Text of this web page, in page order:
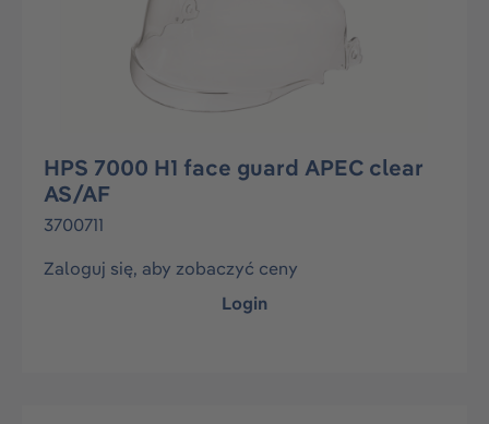
HPS 7000 H1 face guard APEC clear
AS/AF
3700711
Zaloguj się, aby zobaczyć ceny
Login